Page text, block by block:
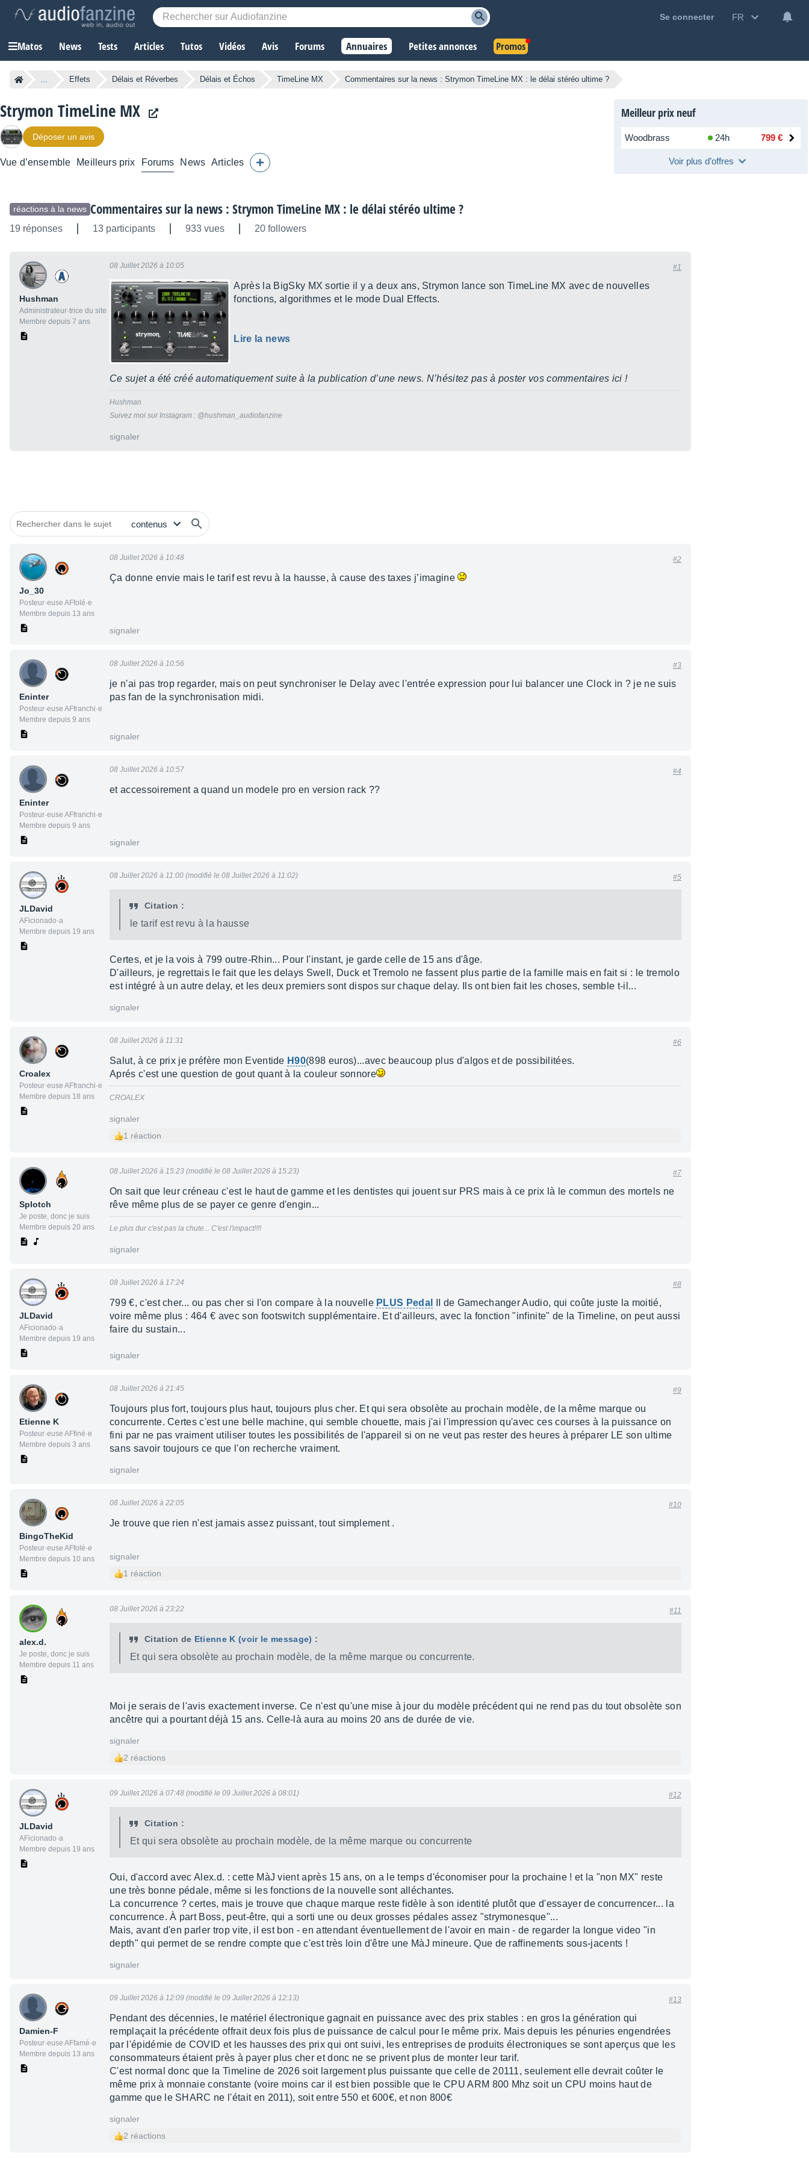
Se connecter FR
Matos News Tests Articles Tutos Vidéos Avis Forums Annuaires Petites annonces Promos
... Effets Délais et Réverbes Délais et Échos TimeLine MX Commentaires sur la news : Strymon TimeLine MX : le délai stéréo ultime ?
Strymon TimeLine MX
Déposer un avis
Vue d’ensemble Meilleurs prix Forums News Articles
Meilleur prix neuf
Woodbrass 24h 799 €
Voir plus d’offres
réactions à la news Commentaires sur la news : Strymon TimeLine MX : le délai stéréo ultime ?
19 réponses 13 participants 933 vues 20 followers
Hushman
Administrateur·trice du site
Membre depuis 7 ans
08 Juillet 2026 à 10:05 #1
Après la BigSky MX sortie il y a deux ans, Strymon lance son TimeLine MX avec de nouvelles
fonctions, algorithmes et le mode Dual Effects.
Lire la news
Ce sujet a été créé automatiquement suite à la publication d’une news. N’hésitez pas à poster vos commentaires ici !
Hushman
Suivez moi sur Instagram : @hushman_audiofanzine
signaler
Jo_30
Posteur·euse AFfolé·e
Membre depuis 13 ans
08 Juillet 2026 à 10:48 #2
Ça donne envie mais le tarif est revu à la hausse, à cause des taxes j’imagine
signaler
Eninter
Posteur·euse AFfranchi·e
Membre depuis 9 ans
08 Juillet 2026 à 10:56 #3
je n'ai pas trop regarder, mais on peut synchroniser le Delay avec l'entrée expression pour lui balancer une Clock in ? je ne suis
pas fan de la synchronisation midi.
signaler
Eninter
Posteur·euse AFfranchi·e
Membre depuis 9 ans
08 Juillet 2026 à 10:57 #4
et accessoirement a quand un modele pro en version rack ??
signaler
JLDavid
AFicionado·a
Membre depuis 19 ans
08 Juillet 2026 à 11:00 (modifié le 08 Juillet 2026 à 11:02) #5
Citation :
le tarif est revu à la hausse
Certes, et je la vois à 799 outre-Rhin... Pour l'instant, je garde celle de 15 ans d'âge.
D'ailleurs, je regrettais le fait que les delays Swell, Duck et Tremolo ne fassent plus partie de la famille mais en fait si : le tremolo
est intégré à un autre delay, et les deux premiers sont dispos sur chaque delay. Ils ont bien fait les choses, semble t-il...
signaler
Croalex
Posteur·euse AFfranchi·e
Membre depuis 18 ans
08 Juillet 2026 à 11:31 #6
Salut, à ce prix je préfère mon Eventide H90(898 euros)...avec beaucoup plus d'algos et de possibilitées.
Aprés c'est une question de gout quant à la couleur sonnore
CROALEX
signaler
1 réaction
Splotch
Je poste, donc je suis
Membre depuis 20 ans
08 Juillet 2026 à 15:23 (modifié le 08 Juillet 2026 à 15:23) #7
On sait que leur créneau c'est le haut de gamme et les dentistes qui jouent sur PRS mais à ce prix là le commun des mortels ne
rêve même plus de se payer ce genre d'engin...
Le plus dur c'est pas la chute... C'est l'impact!!!!
signaler
JLDavid
AFicionado·a
Membre depuis 19 ans
08 Juillet 2026 à 17:24 #8
799 €, c'est cher... ou pas cher si l'on compare à la nouvelle PLUS Pedal
II de Gamechanger Audio, qui coûte juste la moitié,
voire même plus : 464 € avec son footswitch supplémentaire. Et d'ailleurs, avec la fonction "infinite" de la Timeline, on peut aussi
faire du sustain...
signaler
Etienne K
Posteur·euse AFfiné·e
Membre depuis 3 ans
08 Juillet 2026 à 21:45 #9
Toujours plus fort, toujours plus haut, toujours plus cher. Et qui sera obsolète au prochain modèle, de la même marque ou
concurrente. Certes c'est une belle machine, qui semble chouette, mais j'ai l'impression qu'avec ces courses à la puissance on
fini par ne pas vraiment utiliser toutes les possibilités de l'appareil si on ne veut pas rester des heures à préparer LE son ultime
sans savoir toujours ce que l'on recherche vraiment.
signaler
BingoTheKid
Posteur·euse AFfolé·e
Membre depuis 10 ans
08 Juillet 2026 à 22:05 #10
Je trouve que rien n'est jamais assez puissant, tout simplement .
signaler
1 réaction
alex.d.
Je poste, donc je suis
Membre depuis 11 ans
08 Juillet 2026 à 23:22 #11
Citation de Etienne K (voir le message) :
Et qui sera obsolète au prochain modèle, de la même marque ou concurrente.
Moi je serais de l'avis exactement inverse. Ce n'est qu'une mise à jour du modèle précédent qui ne rend pas du tout obsolète son
ancêtre qui a pourtant déjà 15 ans. Celle-là aura au moins 20 ans de durée de vie.
signaler
2 réactions
JLDavid
AFicionado·a
Membre depuis 19 ans
09 Juillet 2026 à 07:48 (modifié le 09 Juillet 2026 à 08:01) #12
Citation :
Et qui sera obsolète au prochain modèle, de la même marque ou concurrente
Oui, d'accord avec Alex.d. : cette MàJ vient après 15 ans, on a le temps d'économiser pour la prochaine ! et la "non MX" reste
une très bonne pédale, même si les fonctions de la nouvelle sont alléchantes.
La concurrence ? certes, mais je trouve que chaque marque reste fidèle à son identité plutôt que d'essayer de concurrencer... la
concurrence. À part Boss, peut-être, qui a sorti une ou deux grosses pédales assez "strymonesque"...
Mais, avant d'en parler trop vite, il est bon - en attendant éventuellement de l'avoir en main - de regarder la longue video "in
depth" qui permet de se rendre compte que c'est très loin d'être une MàJ mineure. Que de raffinements sous-jacents !
signaler
Damien-F
Posteur·euse AFfamé·e
Membre depuis 13 ans
09 Juillet 2026 à 12:09 (modifié le 09 Juillet 2026 à 12:13) #13
Pendant des décennies, le matériel électronique gagnait en puissance avec des prix stables : en gros la génération qui
remplaçait la précédente offrait deux fois plus de puissance de calcul pour le même prix. Mais depuis les pénuries engendrées
par l'épidémie de COVID et les hausses des prix qui ont suivi, les entreprises de produits électroniques se sont aperçus que les
consommateurs étaient près à payer plus cher et donc ne se privent plus de monter leur tarif.
C'est normal donc que la Timeline de 2026 soit largement plus puissante que celle de 20111, seulement elle devrait coûter le
même prix à monnaie constante (voire moins car il est bien possible que le CPU ARM 800 Mhz soit un CPU moins haut de
gamme que le SHARC ne l'était en 2011), soit entre 550 et 600€, et non 800€
signaler
2 réactions